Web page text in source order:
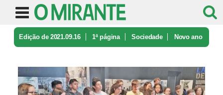
Edição de 2021.09.16 1ª página Sociedade Novo ano